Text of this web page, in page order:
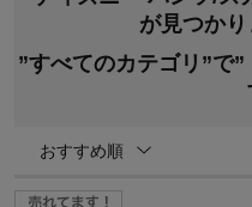
が見つかり
”すべてのカテゴリ”で”
おすすめ順